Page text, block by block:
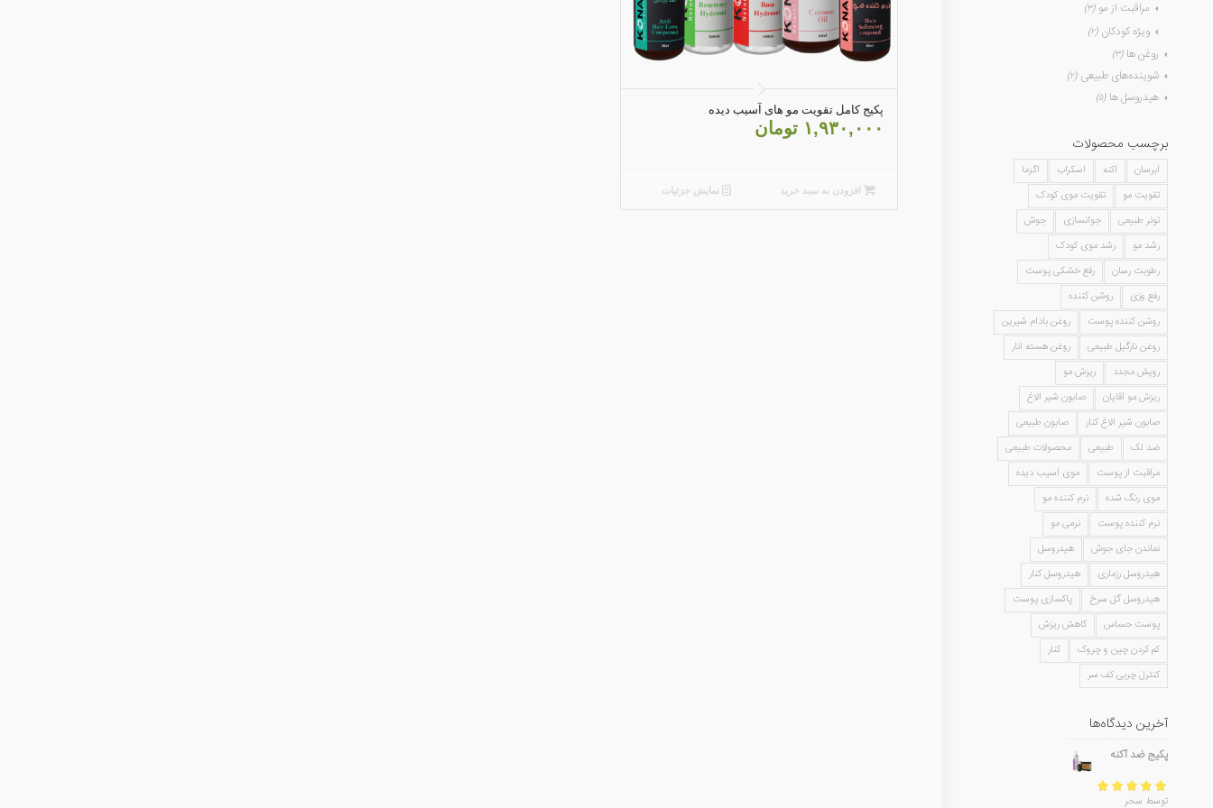
4.82
پکیج کامل تقویت مو های آسیب دیده
۱,۹۳۰,۰۰۰ تومان
افزودن به سبد خرید نمایش جزئیات
مراقبت از مو (۳)
ویژه کودکان (۲)
روغن ها (۳)
شوینده‌های طبیعی (۲)
هیدروسل ها (۵)
برچسب محصولات
آبرسان آکنه اسکراب
اگزما
تقویت مو
تقویت موی کودک
تونر طبیعی
جوانسازی
جوش
رشد مو
رشد موی کودک
رطوبت رسان
رفع خشکی پوست
رفع وزی
روشن کننده
روشن کننده پوست
روغن بادام شیرین
روغن نارگیل طبیعی
روغن هسته انار
رویش مجدد
ریزش مو
ریزش مو آقایان
صابون شیر الاغ
صابون شیر الاغ کنار
صابون طبیعی
ضد لک
طبیعی
محصولات طبیعی
مراقبت از پوست
موی آسیب دیده
موی رنگ شده
نرم کننده مو
نرم کننده پوست
نرمی مو
نماندن جای جوش
هیدروسل
هیدروسل رزماری
هیدروسل کنار
هیدروسل گل سرخ
پاکسازی پوست
پوست حساس
کاهش ریزش
کم کردن چین و چروک
کنار
کنترل چربی کف سر
آخرین دیدگاه‌ها
پکیج ضد آکنه
امتیاز 5از 5
توسط سحر